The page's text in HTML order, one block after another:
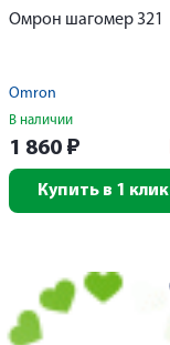
Омрон шагомер 321
Omron
В наличии
1 860 ₽
Купить в 1 клик